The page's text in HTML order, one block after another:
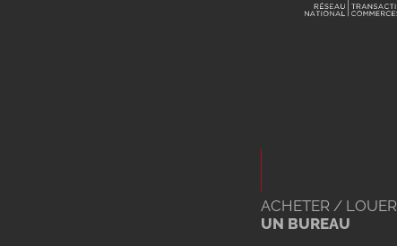
ACHETER / LOUER
UN BUREAU